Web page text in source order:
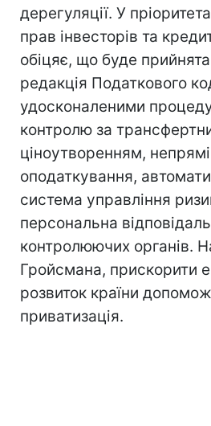
дерегуляції. У
прав інвесторів та
обіцяє, що буде
редакція Податкового
удосконаленими
контролю за
ціноутворенням,
оподаткування,
система управління
персональна
контролюючих органів.
Гройсмана, прискорити
розвиток країни
приватизація.